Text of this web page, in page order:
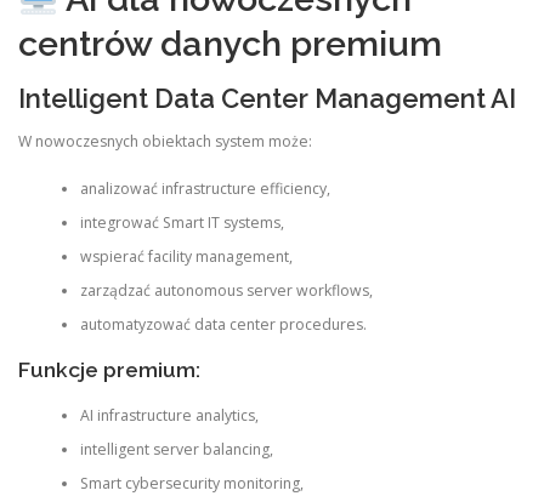
centrów danych premium
Intelligent Data Center Management AI
W nowoczesnych obiektach system może:
analizować infrastructure efficiency,
integrować Smart IT systems,
wspierać facility management,
zarządzać autonomous server workflows,
automatyzować data center procedures.
Funkcje premium:
AI infrastructure analytics,
intelligent server balancing,
Smart cybersecurity monitoring,